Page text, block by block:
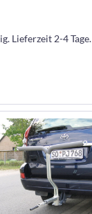
Lieferzeit 2-4 Tage.